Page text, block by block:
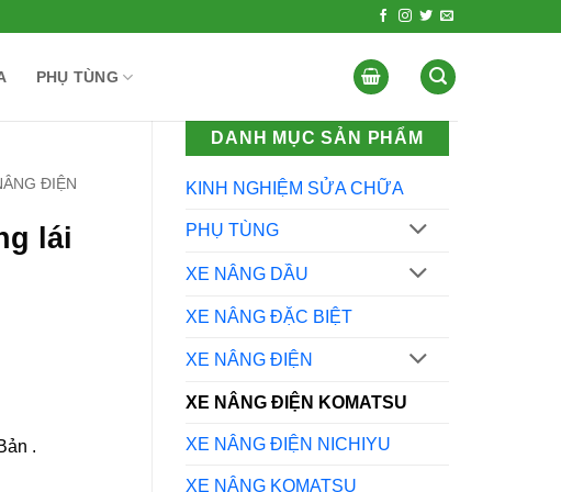
PHỤ TÙNG
DANH MỤC SẢN PHẨM
KINH NGHIỆM SỬA CHỮA
PHỤ TÙNG
XE NÂNG DẦU
XE NÂNG ĐẶC BIỆT
XE NÂNG ĐIỆN
XE NÂNG ĐIỆN KOMATSU
XE NÂNG ĐIỆN NICHIYU
XE NÂNG KOMATSU
ĐIỆN
lái
.